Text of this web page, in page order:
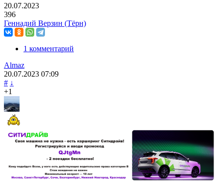
20.07.2023
396
Геннадий Верзин (Тёрн)
1 комментарий
Almaz
20.07.2023 07:09
# ↓
+1